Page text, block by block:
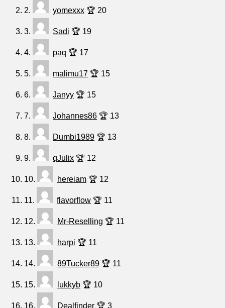
2. yomexxx 🏆 20
3. Sadi 🏆 19
4. paq 🏆 17
5. malimu17 🏆 15
6. Janyy 🏆 15
7. Johannes86 🏆 13
8. Dumbi1989 🏆 13
9. qJulix 🏆 12
10. hereiam 🏆 12
11. flavorflow 🏆 11
12. Mr-Reselling 🏆 11
13. harpi 🏆 11
14. 89Tucker89 🏆 11
15. lukkyb 🏆 10
16. Dealfinder 🏆 3